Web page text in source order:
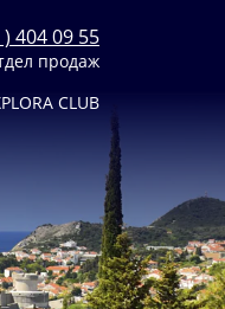
) 404 09 55
продаж
CLUB